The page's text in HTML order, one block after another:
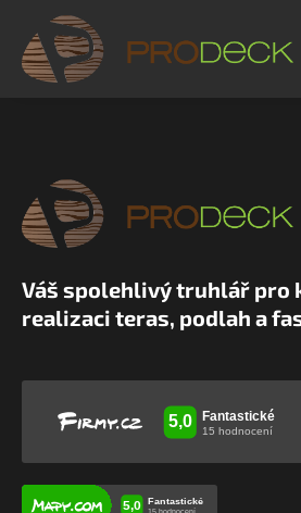
Váš spolehlivý truhlář pro
realizaci teras, podlah a